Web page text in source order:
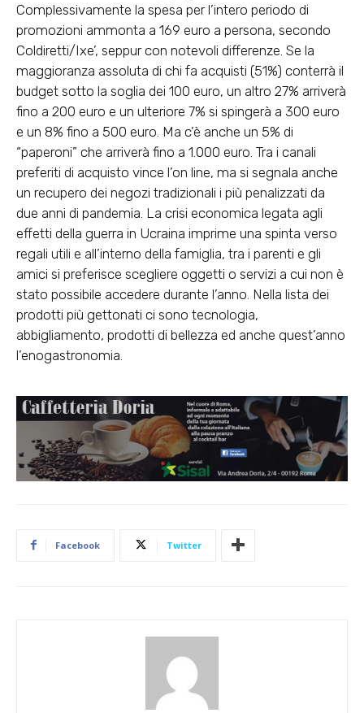
Complessivamente la spesa per l’intero periodo di
promozioni ammonta a 169 euro a persona, secondo
Coldiretti/Ixe’, seppur con notevoli differenze. Se la
maggioranza assoluta di chi fa acquisti (51%) conterrà il
budget sotto la soglia dei 100 euro, un altro 27% arriverà
fino a 200 euro e un ulteriore 7% si spingerà a 300 euro
e un 8% fino a 500 euro. Ma c’è anche un 5% di
“paperoni” che arriverà fino a 1.000 euro. Tra i canali
preferiti di acquisto vince l’on line, ma si segnala anche
un recupero dei negozi tradizionali i più penalizzati da
due anni di pandemia. La crisi economica legata agli
effetti della guerra in Ucraina imprime una spinta verso
regali utili e all’interno della famiglia, tra i parenti e gli
amici si preferisce scegliere oggetti o servizi a cui non è
stato possibile accedere durante l’anno. Nella lista dei
prodotti più gettonati ci sono tecnologia,
abbigliamento, prodotti di bellezza ed anche quest’anno
l’enogastronomia.
Facebook Twitter